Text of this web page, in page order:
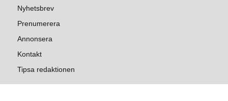
Nyhetsbrev
Prenumerera
Annonsera
Kontakt
Tipsa redaktionen